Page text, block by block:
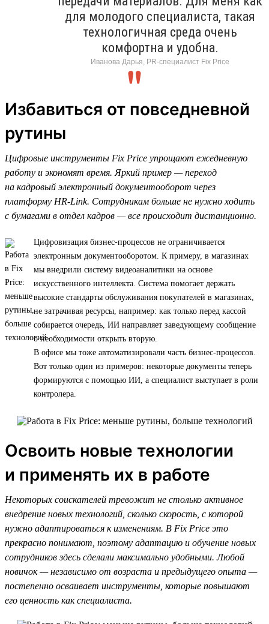
для молодого специалиста, такая
технологичная среда очень
комфортна и удобна.
Иванова Дарья, PR-специалист Fix Price
Избавиться от повседневной
рутины
Цифровые инструменты Fix Price упрощают ежедневную
работу и экономят время. Яркий пример — переход
на кадровый электронный документооборот через
платформу HR-Link. Сотрудникам больше не нужно ходить
с бумагами в отдел кадров — все происходит дистанционно.
Цифровизация бизнес-процессов не ограничивается
электронным документооборотом. К примеру, в магазинах
мы внедрили систему видеоаналитики на основе
искусственного интеллекта. Система помогает держать
высокие стандарты обслуживания покупателей в магазинах,
не затрачивая ресурсы, например: как только перед кассой
собирается очередь, ИИ направляет заведующему сообщение
о необходимости открыть вторую.
В офисе мы тоже автоматизировали часть бизнес-процессов.
Вот только один из примеров: некоторые документы теперь
формируются с помощью ИИ, а специалист выступает в роли
контролера.
Освоить новые технологии
и применять их в работе
Некоторых соискателей тревожит не столько активное
внедрение новых технологий, сколько скорость, с которой
нужно адаптироваться к изменениям. В Fix Price это
прекрасно понимают, поэтому адаптацию и обучение новых
сотрудников здесь сделали максимально удобными. Любой
новичок — независимо от возраста и предыдущего опыта —
постепенно осваивает инструменты, которые повышают
его ценность как специалиста.